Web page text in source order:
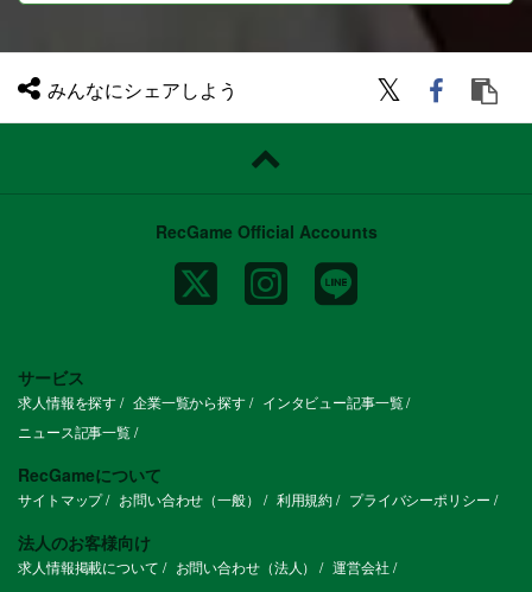
みんなにシェアしよう
RecGame Official Accounts
サービス
求人情報を探す 企業一覧から探す
インタビュー記事一覧
ニュース記事一覧
RecGameについて
サイトマップ お問い合わせ（一般） 利用規約 プライバシーポリシー
法人のお客様向け
求人情報掲載について お問い合わせ（法人） 運営会社